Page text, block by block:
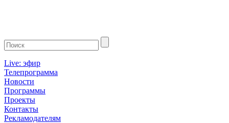
Live: эфир
Телепрограмма
Новости
Программы
Проекты
Контакты
Рекламодателям